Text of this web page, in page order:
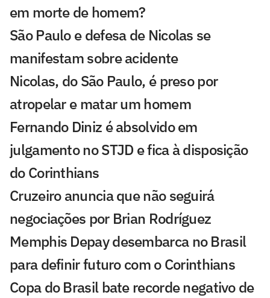
em morte de homem?
São Paulo e defesa de Nicolas se
manifestam sobre acidente
Nicolas, do São Paulo, é preso por
atropelar e matar um homem
Fernando Diniz é absolvido em
julgamento no STJD e fica à disposição
do Corinthians
Cruzeiro anuncia que não seguirá
negociações por Brian Rodríguez
Memphis Depay desembarca no Brasil
para definir futuro com o Corinthians
Copa do Brasil bate recorde negativo de